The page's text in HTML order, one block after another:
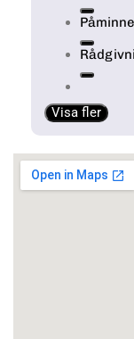
Visa fler